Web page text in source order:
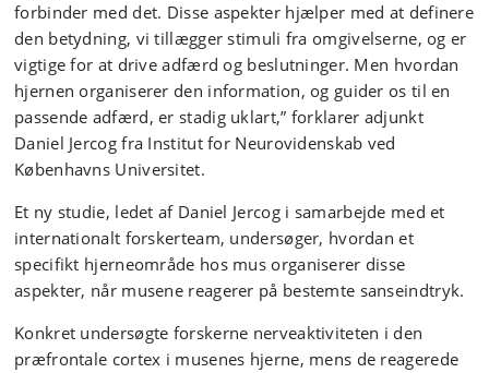
forbinder med det. Disse aspekter hjælper med at definere
den betydning, vi tillægger stimuli fra omgivelserne, og er
vigtige for at drive adfærd og beslutninger. Men hvordan
hjernen organiserer den information, og guider os til en
passende adfærd, er stadig uklart,” forklarer adjunkt
Daniel Jercog fra Institut for Neurovidenskab ved
Københavns Universitet.
Et ny studie, ledet af Daniel Jercog i samarbejde med et
internationalt forskerteam, undersøger, hvordan et
specifikt hjerneområde hos mus organiserer disse
aspekter, når musene reagerer på bestemte sanseindtryk.
Konkret undersøgte forskerne nerveaktiviteten i den
præfrontale cortex i musenes hjerne, mens de reagerede